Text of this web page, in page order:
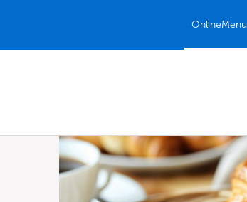
OnlineMenu